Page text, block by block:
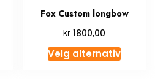
Fox Custom longbow
kr 1800,00
Velg alternativ